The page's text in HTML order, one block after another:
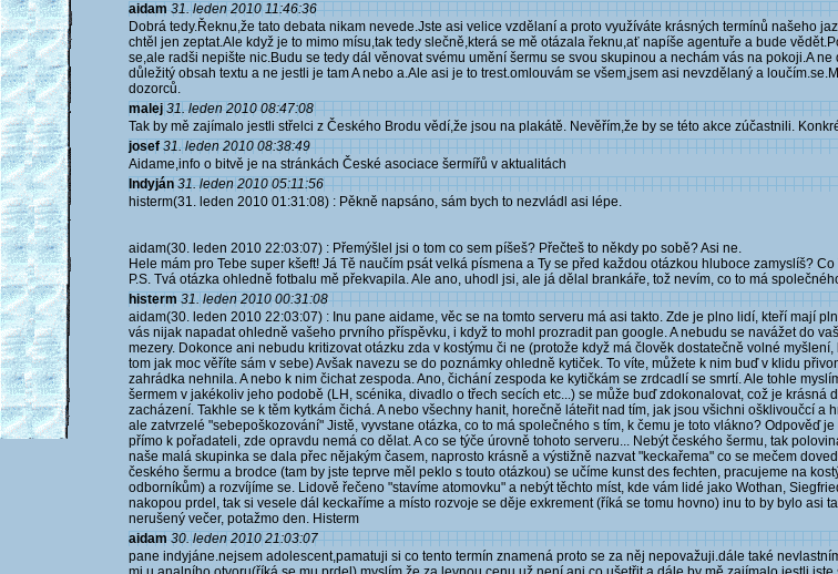
aidam 31. leden 2010 11:46:36
Dobrá tedy.Řeknu,že tato debata nikam nevede.Jste asi velice vzdělaní a proto využíváte krásných termínů našeho
chtěl jen zeptat.Ale když je to mimo mísu,tak tedy slečně,která se mě otázala řeknu,ať napíše agentuře a bude
se,ale radši nepište nic.Budu se tedy dál věnovat svému umění šermu se svou skupinou a nechám vás na pokoji.A
důležitý obsah textu a ne jestli je tam A nebo a.Ale asi je to trest.omlouvám se všem,jsem asi nevzdělaný a
dozorců.
malej 31. leden 2010 08:47:08
Tak by mě zajímalo jestli střelci z Českého Brodu vědí,že jsou na plakátě. Nevěřím,že by se této akce zúčastnili.
josef 31. leden 2010 08:38:49
Aidame,info o bitvě je na stránkách České asociace šermířů v aktualitách
Indyján 31. leden 2010 05:11:56
histerm(31. leden 2010 01:31:08) : Pěkně napsáno, sám bych to nezvládl asi lépe.
aidam(30. leden 2010 22:03:07) : Přemýšlel jsi o tom co sem píšeš? Přečteš to někdy po sobě? Asi ne.
Hele mám pro Tebe super kšeft! Já Tě naučím psát velká písmena a Ty se před každou otázkou hluboce zamyslíš? Co
P.S. Tvá otázka ohledně fotbalu mě překvapila. Ale ano, uhodl jsi, ale já dělal brankáře, tož nevím, co to má
histerm 31. leden 2010 00:31:08
aidam(30. leden 2010 22:03:07) : Inu pane aidame, věc se na tomto serveru má asi takto. Zde je plno lidí, kteří mají
vás nijak napadat ohledně vašeho prvního příspěvku, i když to mohl prozradit pan google. A nebudu se navážet do
mezery. Dokonce ani nebudu kritizovat otázku zda v kostýmu či ne (protože když má člověk dostatečně volné
tom jak moc věříte sám v sebe) Avšak navezu se do poznámky ohledně kytiček. To víte, můžete k nim buď v klidu
zahrádka nehnila. A nebo k nim čichat zespoda. Ano, čichání zespoda ke kytičkám se zrdcadlí se smrtí. Ale tohle
šermem v jakékoliv jeho podobě (LH, scénika, divadlo o třech secích etc...) se může buď zdokonalovat, což je
zacházení. Takhle se k těm kytkám čichá. A nebo všechny hanit, horečně láteřit nad tím, jak jsou všichni ošklivoučcí a
ale zatvrzelé "sebepoškozování" Jistě, vyvstane otázka, co to má společného s tím, k čemu je toto vlákno? Odpověď
přímo k pořadateli, zde opravdu nemá co dělat. A co se týče úrovně tohoto serveru... Nebýt českého šermu, tak
naše malá skupinka se dala přec nějakým časem, naprosto krásně a výstižně nazvat "keckařema" co se mečem
českého šermu a brodce (tam by jste teprve měl peklo s touto otázkou) se učíme kunst des fechten, pracujeme na
odborníkům) a rozvíjíme se. Lidově řečeno "stavíme atomovku" a nebýt těchto míst, kde vám lidé jako Wothan,
nakopou prdel, tak si vesele dál keckaříme a místo rozvoje se děje exkrement (říká se tomu hovno) inu to by bylo asi
nerušený večer, potažmo den. Histerm
aidam 30. leden 2010 21:03:07
pane indyjáne.nejsem adolescent,pamatuji si co tento termín znamená proto se za něj nepovažuji.dále také